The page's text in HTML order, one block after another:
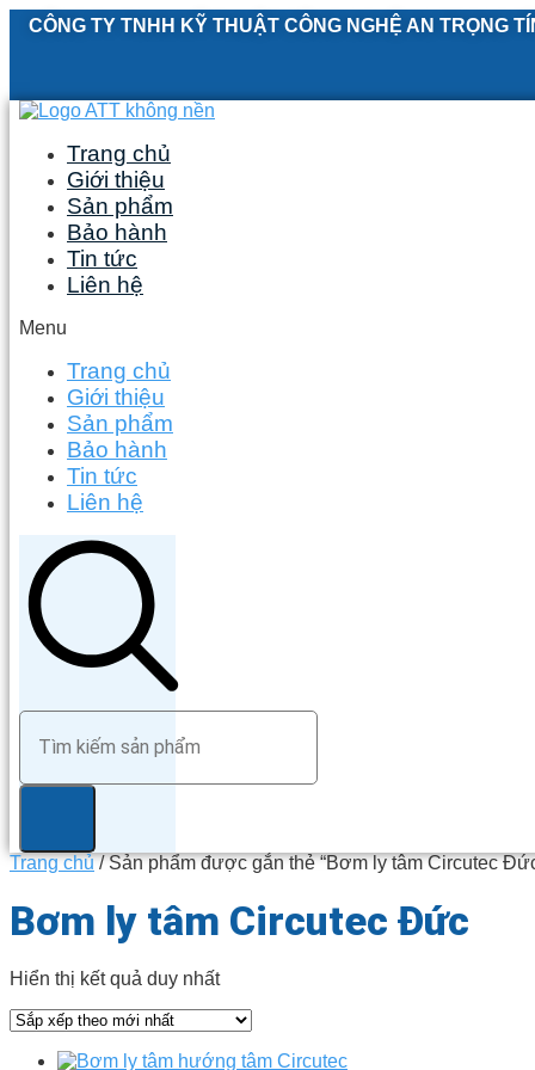
Skip
CÔNG TY TNHH KỸ THUẬT CÔNG NGHỆ AN TRỌNG
Trang chủ
Giới thiệu
Sản phẩm
Bảo hành
Tin tức
Liên hệ
Menu
Trang chủ
Giới thiệu
Sản phẩm
Bảo hành
Tin tức
Liên hệ
Trang chủ/ Sản phẩm được gắn thẻ “Bơm ly tâm Circutec
Bơm ly tâm Circutec Đức
Hiển thị kết quả duy nhất